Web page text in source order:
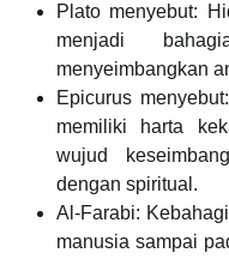
Plato menyebut:
menjadi
menyeimbangkan
Epicurus
memiliki harta
wujud
dengan spiritual.
Al-Farabi:
manusia sampai